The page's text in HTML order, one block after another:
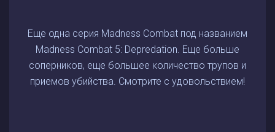
Еще одна серия Madness Combat под названием
Madness Combat 5: Depredation. Еще больше
соперников, еще большее количество трупов и
приемов убийства. Смотрите с удовольствием!